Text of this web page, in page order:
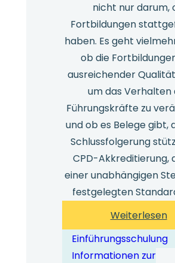
nicht nur darum,
Fortbildungen
haben. Es geht
ob die
ausreichender
um das Verhalten
Führungskräfte zu
und ob es Belege gibt,
Schlussfolgerung
CPD-Akkreditierung,
einer unabhängigen
festgelegten
Weiterlesen:
Einführungsschulung
Informationen zur